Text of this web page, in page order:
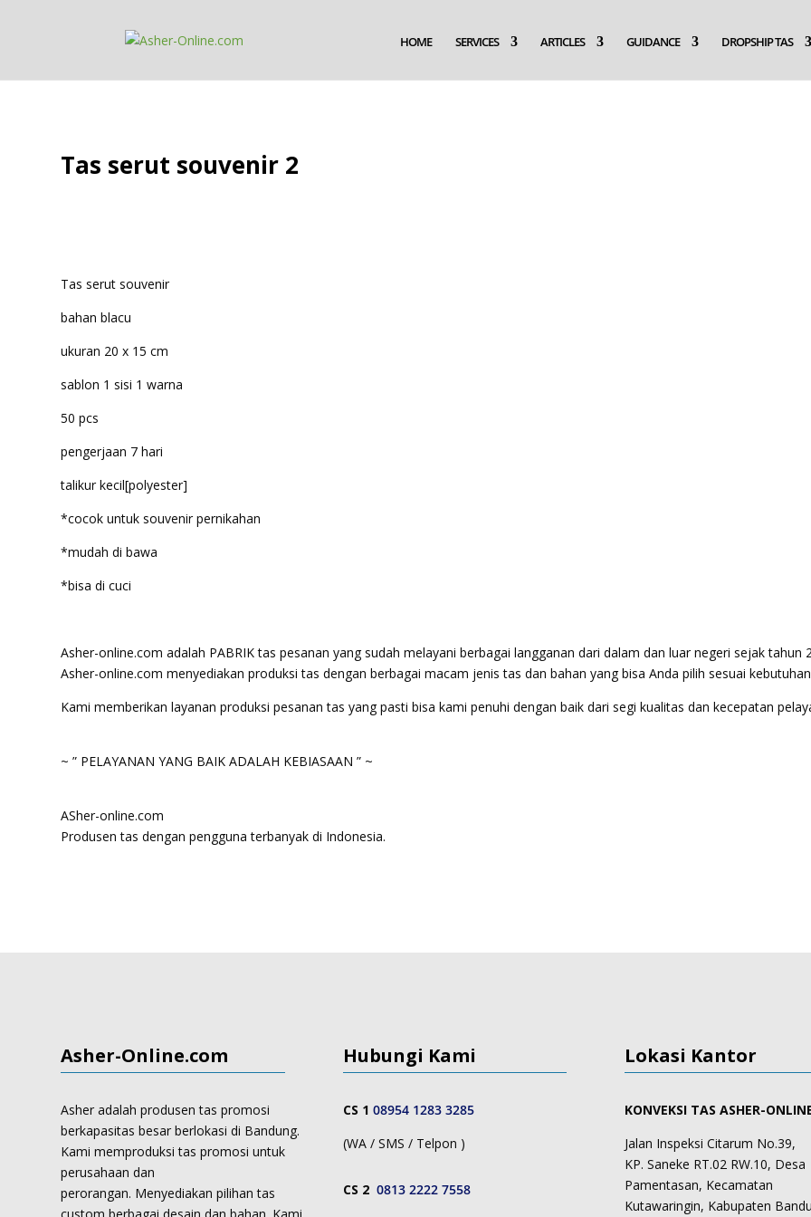
HOME SERVICES ARTICLES GUIDANCE DROPSHIP TAS
Tas serut souvenir 2
Tas serut souvenir
bahan blacu
ukuran 20 x 15 cm
sablon 1 sisi 1 warna
50 pcs
pengerjaan 7 hari
talikur kecil[polyester]
*cocok untuk souvenir pernikahan
*mudah di bawa
*bisa di cuci
Asher-online.com adalah PABRIK tas pesanan yang sudah melayani berbagai langganan dari dalam dan luar negeri sejak tahun
Asher-online.com menyediakan produksi tas dengan berbagai macam jenis tas dan bahan yang bisa Anda pilih sesuai
Kami memberikan layanan produksi pesanan tas yang pasti bisa kami penuhi dengan baik dari segi kualitas dan kecepatan
~ ” PELAYANAN YANG BAIK ADALAH KEBIASAAN ” ~
ASher-online.com
Produsen tas dengan pengguna terbanyak di Indonesia.
Asher-Online.com
Asher adalah produsen tas promosi
berkapasitas besar berlokasi di Bandung.
Kami memproduksitas promosi untuk
perusahaan dan
perorangan. Menyediakan pilihan tas
Hubungi Kami
CS 1 08954 1283 3285
(WA / SMS / Telpon )
CS 2 0813 2222 7558
Lokasi Kantor
KONVEKSI TAS ASHER-
Jalan Inspeksi Citarum No.39,
KP. Saneke RT.02 RW.10, Desa
Pamentasan, Kecamatan
Kutawaringin, Kabupaten